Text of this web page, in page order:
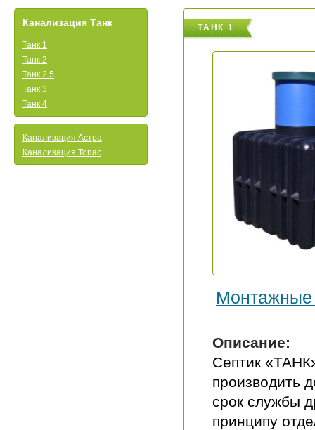
Канализация Танк
Танк 1
Танк 2
Танк 2.5
Танк 3
Танк 4
Канализация Астра
Канализация Топас
ТАНК 1
Описание:
Септик
производить
срок службы
принципу